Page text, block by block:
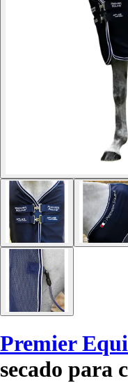
Premier
secado para